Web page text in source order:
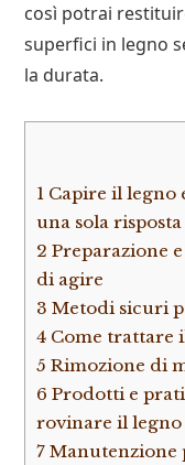
così potrai
superfici in legno
la durata.
1 Capire il legno
una sola risposta
2 Preparazione
di agire
3 Metodi sicuri
4 Come trattare
5 Rimozione di
6 Prodotti e
rovinare il legno
7 Manutenzione